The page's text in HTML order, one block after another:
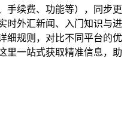
手续费、功能等），同步更
时外汇新闻、入门知识与进
细规则，对比不同平台的优
里一站式获取精准信息，助